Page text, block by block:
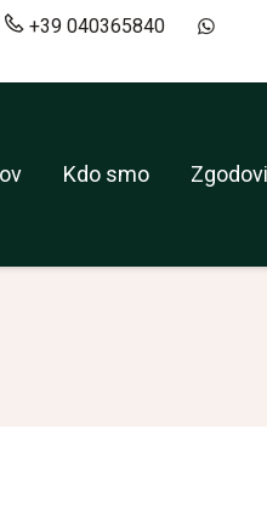
+39 040365840
+39 040365840
Kdo smo